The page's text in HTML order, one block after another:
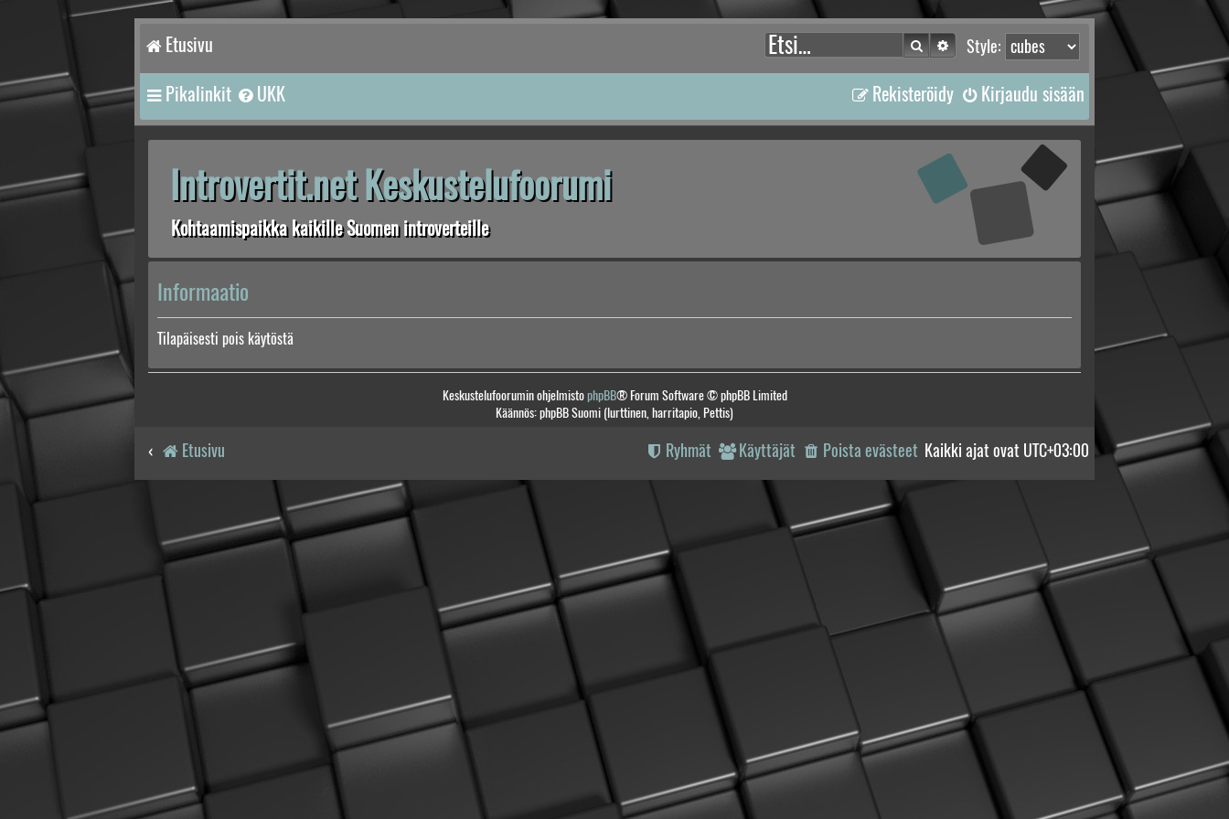
Etusivu Style:
Etsi Tarkennettu haku
Pikalinkit UKK Kirjaudu sisään
Rekisteröidy
Introvertit.net Keskustelufoorumi
Kohtaamispaikka kaikille Suomen introverteille
Informaatio
Tilapäisesti pois käytöstä
Keskustelufoorumin ohjelmistophpBB® Forum Software © phpBB Limited
Käännös: phpBB Suomi (lurttinen, harritapio, Pettis)
Etusivu Kaikki ajat ovat UTC+03:00
Poista evästeet
Käyttäjät
Ryhmät